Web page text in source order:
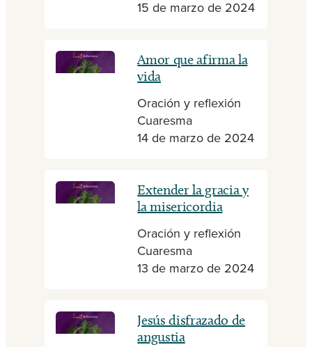
15 de marzo de 2024
Amor que afirma la
vida
Oración y reflexión
Cuaresma
14 de marzo de 2024
Extender la gracia y
la misericordia
Oración y reflexión
Cuaresma
13 de marzo de 2024
Jesús disfrazado de
angustia